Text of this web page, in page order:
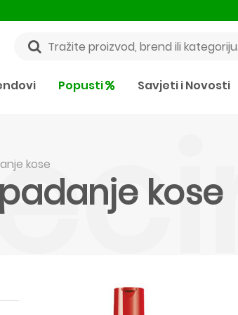
Popusti Savjeti i Novosti
kose
kose